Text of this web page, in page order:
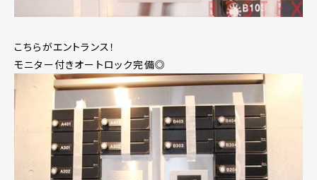
こちらがエントランス！
モニター付きオートロック完備◎